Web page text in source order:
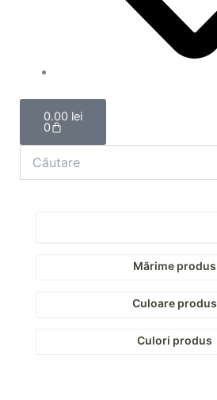
0.00 lei
0
Cart
Mărime produs
Culoare produs
Culori produs